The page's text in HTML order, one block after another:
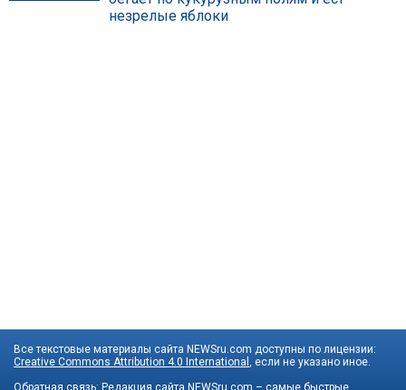
незрелые яблоки
Все текстовые материалы сайта NEWSru.com доступны по лицензии:
Creative Commons Attribution 4.0 International , если не указано иное.
Обратная связь: Редакция сайта NEWSru.com – самые быстрые